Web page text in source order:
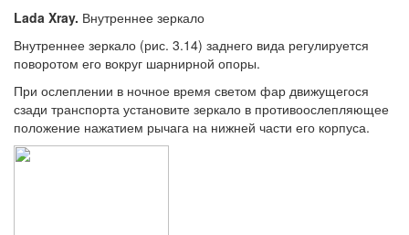
Lada Xray. Внутреннее зеркало
Внутреннее зеркало (рис. 3.14) заднего вида регулируется
поворотом его вокруг шарнирной опоры.
При ослеплении в ночное время светом фар движущегося
сзади транспорта установите зеркало в противоослепляющее
положение нажатием рычага на нижней части его корпуса.